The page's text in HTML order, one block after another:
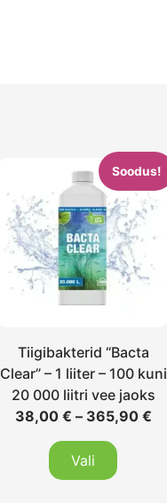
Soodus!
Tiigibakterid “Bacta
Clear” – 1 liiter – 100 kuni
20 000 liitri vee jaoks
38,00 € – 365,90 €
Vali